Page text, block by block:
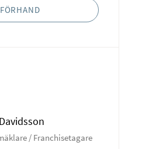
/ Franchisetagare